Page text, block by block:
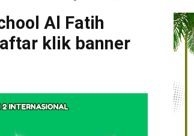
Al Fatih
klik banner